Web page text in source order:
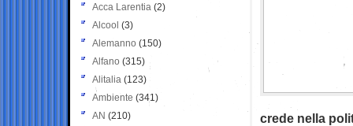
crede nella
Acca Larentia (2)
Alcool (3)
Alemanno (150)
Alfano (315)
Alitalia (123)
Ambiente (341)
AN (210)